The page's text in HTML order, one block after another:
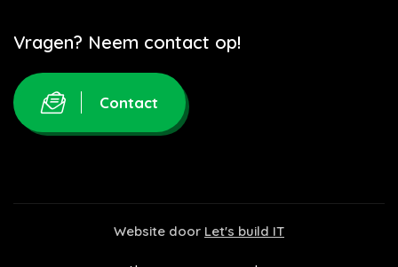
Vragen? Neem contact op!
Contact
Website door Let's build IT